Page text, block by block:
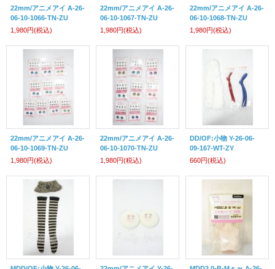
22mm/アニメアイ A-26-
06-10-1066-TN-ZU
1,980円(税込)
22mm/アニメアイ A-26-
06-10-1067-TN-ZU
1,980円(税込)
22mm/アニメアイ A-26-
06-10-1068-TN-ZU
1,980円(税込)
22mm/アニメアイ A-26-
06-10-1069-TN-ZU
1,980円(税込)
22mm/アニメアイ A-26-
06-10-1070-TN-ZU
1,980円(税込)
DD/OF:小物 Y-26-06-
09-167-WT-ZY
660円(税込)